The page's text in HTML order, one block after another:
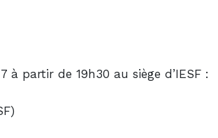
à partir de 19h30 au siège d’IESF :